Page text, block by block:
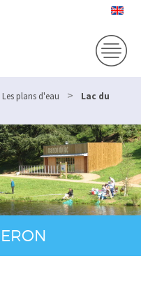
Les plans d'eau >
Lac du